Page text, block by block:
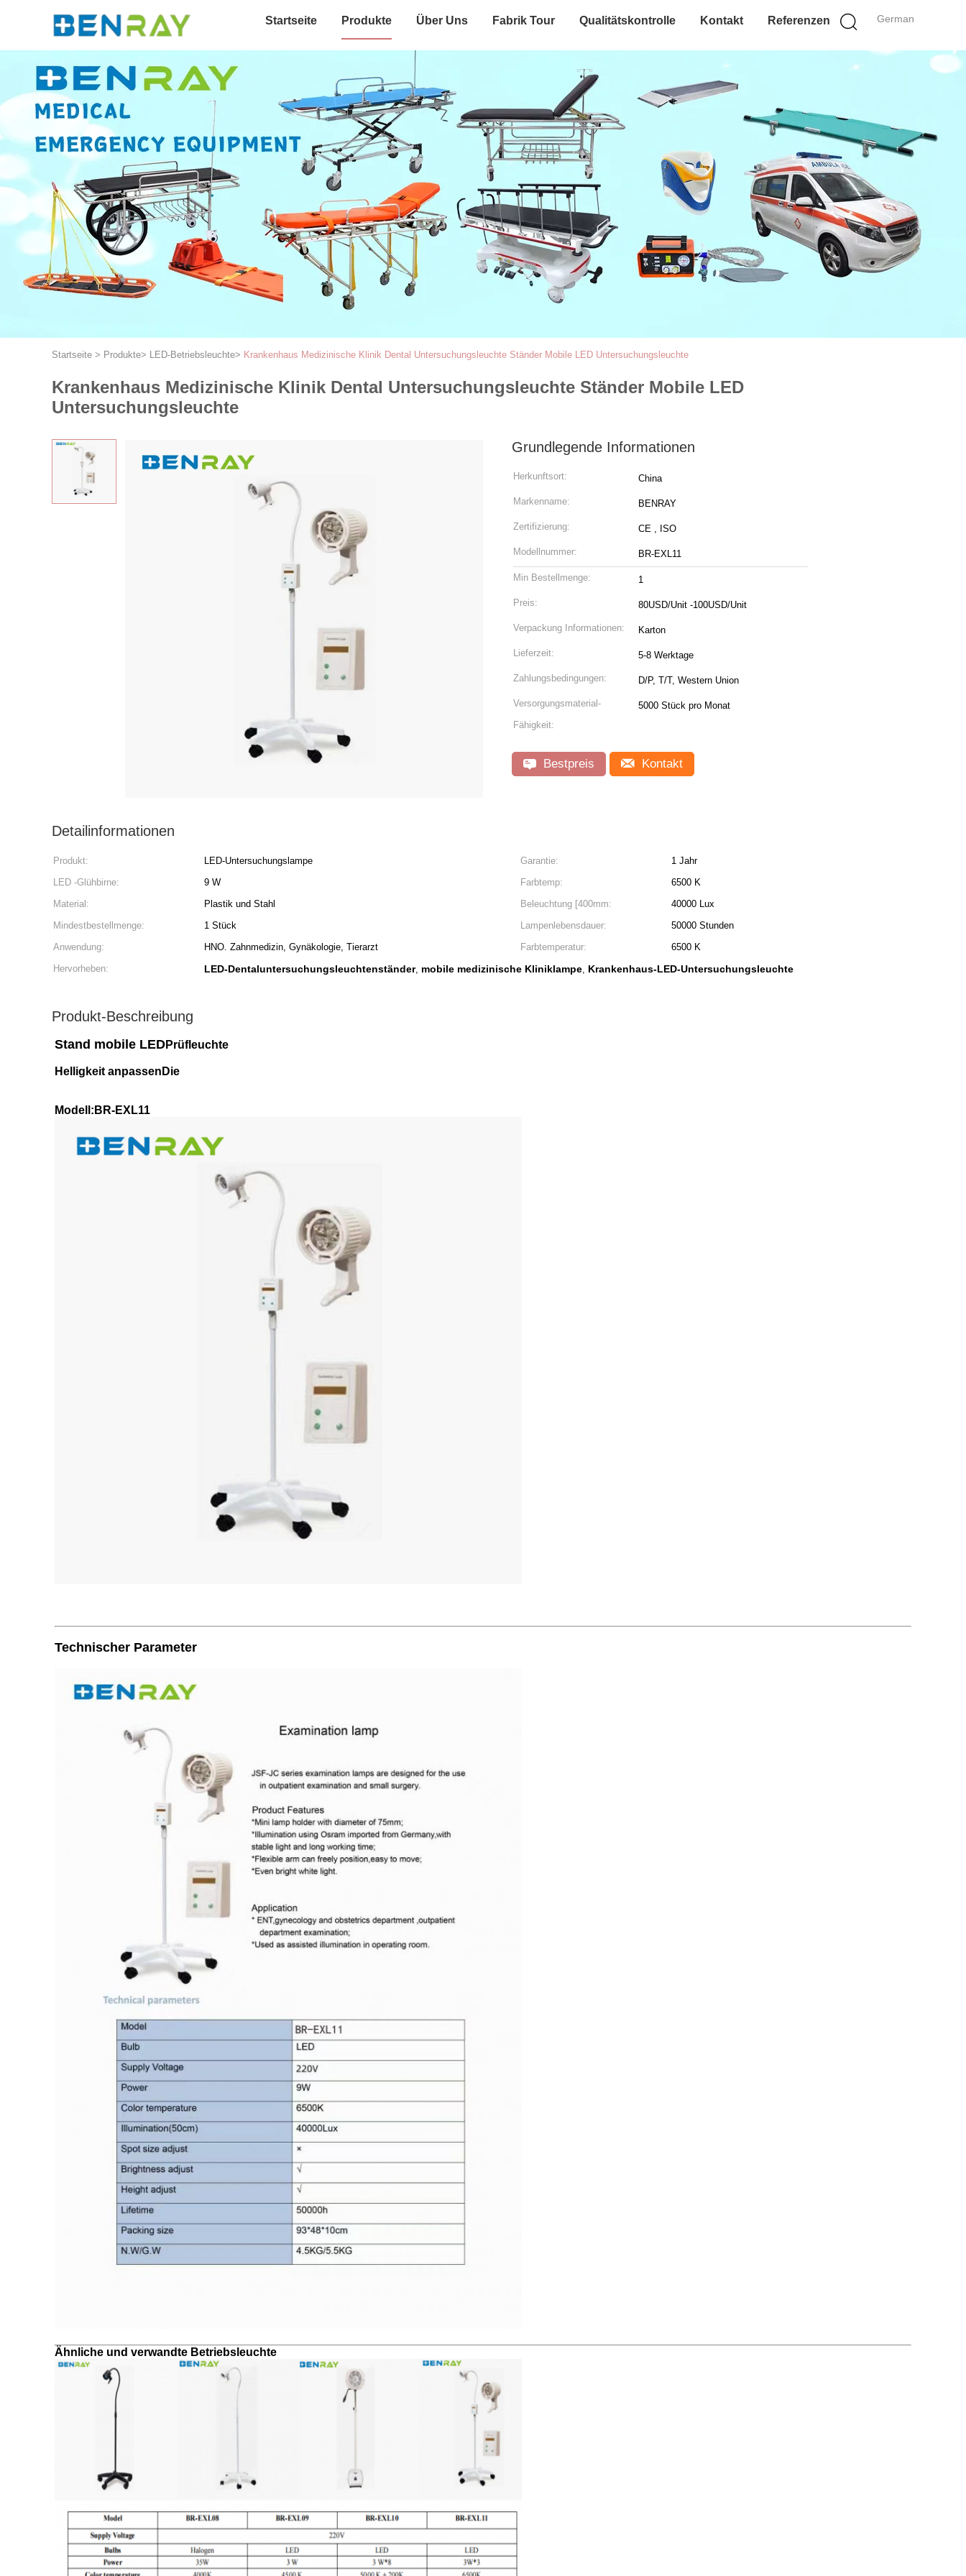
German
Startseite Produkte Über Uns Fabrik Tour Qualitätskontrolle Kontakt Referenzen
Startseite > Produkte> LED-Betriebsleuchte> Krankenhaus Medizinische Klinik Dental Untersuchungsleuchte Ständer Mobile LED Untersuchungsleuchte
Krankenhaus Medizinische Klinik Dental Untersuchungsleuchte Ständer Mobile LED
Untersuchungsleuchte
Grundlegende Informationen
Herkunftsort: China
Markenname: BENRAY
Zertifizierung: CE , ISO
Modellnummer: BR-EXL11
Min Bestellmenge: 1
Preis: 80USD/Unit -100USD/Unit
Verpackung Informationen: Karton
Lieferzeit: 5-8 Werktage
Zahlungsbedingungen: D/P, T/T, Western Union
Versorgungsmaterial-
Fähigkeit:
5000 Stück pro Monat
Bestpreis Kontakt
Detailinformationen
Produkt: LED-Untersuchungslampe Garantie:
1 Jahr
LED -Glühbirne:
9 W Farbtemp:
6500 K
Material:
Plastik und Stahl Beleuchtung [400mm:
40000 Lux
Mindestbestellmenge:
1 Stück Lampenlebensdauer:
50000 Stunden
Anwendung:
HNO. Zahnmedizin, Gynäkologie, Tierarzt Farbtemperatur:
6500 K
Hervorheben:
LED-Dentaluntersuchungsleuchtenständer, mobile medizinische Kliniklampe, Krankenhaus-LED-Untersuchungsleuchte
Produkt-Beschreibung
Stand mobile LEDPrüfleuchte
Helligkeit anpassen Die
Modell:BR-EXL11
Technischer Parameter
Ähnliche und verwandte Betriebsleuchte